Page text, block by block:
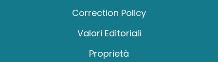
Correction Policy
Valori Editoriali
Proprietà